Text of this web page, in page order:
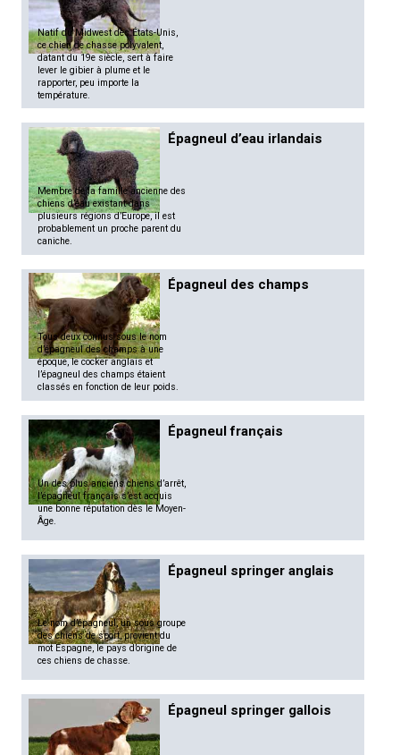
Natif du Midwest des États-Unis,
ce chien de chasse polyvalent,
datant du 19e siècle, sert à faire
lever le gibier à plume et le
rapporter, peu importe la
température.
Épagneul d’eau irlandais
Membre de la famille ancienne des
chiens d’eau existant dans
plusieurs régions d’Europe, il est
probablement un proche parent du
caniche.
Épagneul des champs
Tous deux connus sous le nom
d’épagneul des champs à une
époque, le cocker anglais et
l’épagneul des champs étaient
classés en fonction de leur poids.
Épagneul français
Un des plus anciens chiens d’arrêt,
l’épagneul français s’est acquis
une bonne réputation dès le Moyen-
Âge.
Épagneul springer anglais
Le nom d’épagneul, un sous groupe
des chiens de sport, provient du
mot Espagne, le pays d’origine de
ces chiens de chasse.
Épagneul springer gallois